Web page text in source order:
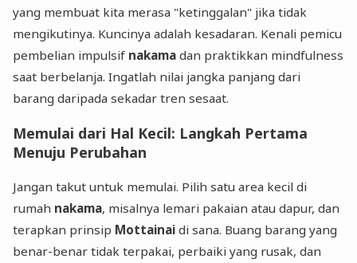
yang membuat kita merasa "ketinggalan" jika tidak
mengikutinya. Kuncinya adalah kesadaran. Kenali pemicu
pembelian impulsif nakama dan praktikkan mindfulness
saat berbelanja. Ingatlah nilai jangka panjang dari
barang daripada sekadar tren sesaat.
Memulai dari Hal Kecil: Langkah Pertama
Menuju Perubahan
Jangan takut untuk memulai. Pilih satu area kecil di
rumah nakama, misalnya lemari pakaian atau dapur, dan
terapkan prinsip Mottainai di sana. Buang barang yang
benar-benar tidak terpakai, perbaiki yang rusak, dan